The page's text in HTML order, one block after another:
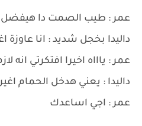
عمر : طيب الصمت دا هيفضل
داليدا بخجل شديد : انا عاوزة
عمر : ياااه اخيرا افتكرتي انه
داليدا : يعني هدخل الحمام
عمر : اجي اساعدك